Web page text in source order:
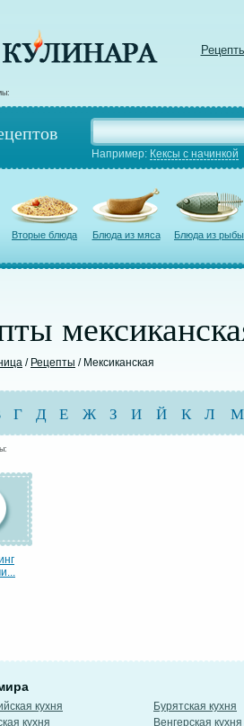
Например: Кексы с начинкой
Вторые блюда Блюда из мяса Блюда из рыбы
/ Рецепты / Мексиканская
Г Д Е Ж З И Й К Л М
кухня
кухня
Бурятская кухня
Венгерская кухня